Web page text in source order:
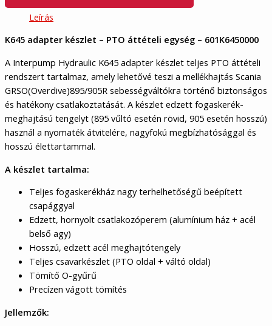
Leírás
K645 adapter készlet – PTO áttételi egység – 601K6450000
A Interpump Hydraulic K645 adapter készlet teljes PTO áttételi
rendszert tartalmaz, amely lehetővé teszi a mellékhajtás Scania
GRSO(Overdive)895/905R sebességváltókra történő biztonságos
és hatékony csatlakoztatását. A készlet edzett fogaskerék-
meghajtású tengelyt (895 vűltó esetén rövid, 905 esetén hosszú)
használ a nyomaték átvitelére, nagyfokú megbízhatósággal és
hosszú élettartammal.
A készlet tartalma:
Teljes fogaskerékház nagy terhelhetőségű beépített
csapággyal
Edzett, hornyolt csatlakozóperem (alumínium ház + acél
belső agy)
Hosszú, edzett acél meghajtótengely
Teljes csavarkészlet (PTO oldal + váltó oldal)
Tömítő O-gyűrű
Precízen vágott tömítés
Jellemzők: